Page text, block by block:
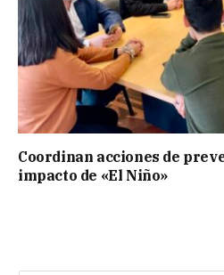
Coordinan acciones de
impacto de «El Niño»